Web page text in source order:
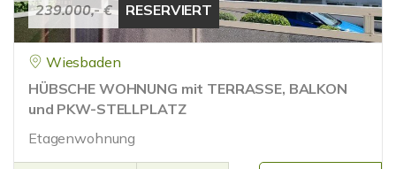
239.000,- € RESERVIERT
Wiesbaden
HÜBSCHE WOHNUNG mit TERRASSE, BALKON
und PKW-STELLPLATZ
Etagenwohnung